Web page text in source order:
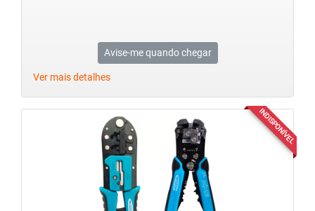
Avise-me quando chegar
Ver mais detalhes
INDISPONÍVEL